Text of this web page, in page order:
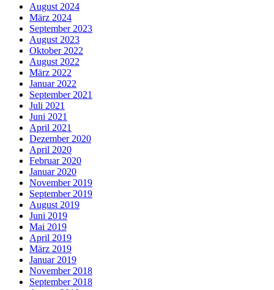
August 2024
März 2024
September 2023
August 2023
Oktober 2022
August 2022
März 2022
Januar 2022
September 2021
Juli 2021
Juni 2021
April 2021
Dezember 2020
April 2020
Februar 2020
Januar 2020
November 2019
September 2019
August 2019
Juni 2019
Mai 2019
April 2019
März 2019
Januar 2019
November 2018
September 2018